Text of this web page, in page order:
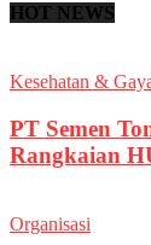
HOT NEWS
Kesehatan &
PT Semen
Rangkaian
Organisasi